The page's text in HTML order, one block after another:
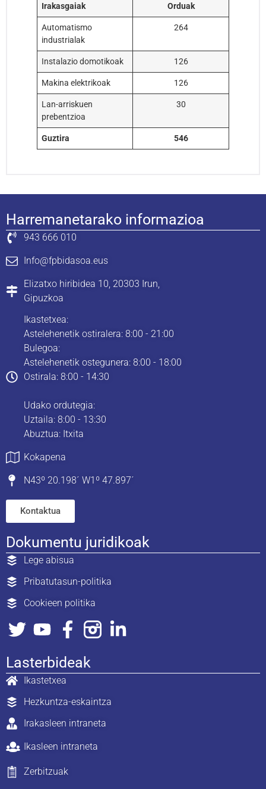
Irakasgaiak Orduak
Automatismo
industrialak
264
Instalazio domotikoak 126
Makina elektrikoak 126
Lan-arriskuen
prebentzioa
30
Guztira 546
Harremanetarako informazioa
943 666 010
Info@fpbidasoa.eus
Elizatxo hiribidea 10, 20303 Irun,
Gipuzkoa
Ikastetxea:
Astelehenetik ostiralera: 8:00 - 21:00
Bulegoa:
Astelehenetik ostegunera: 8:00 - 18:00
Ostirala: 8:00 - 14:30
Udako ordutegia:
Uztaila: 8:00 - 13:30
Abuztua: Itxita
Kokapena
N43º 20.198´ W1º 47.897´
Kontaktua
Dokumentu juridikoak
Lege abisua
Pribatutasun-politika
Cookieen politika
Lasterbideak
Ikastetxea
Hezkuntza-eskaintza
Irakasleen intraneta
Ikasleen intraneta
Zerbitzuak